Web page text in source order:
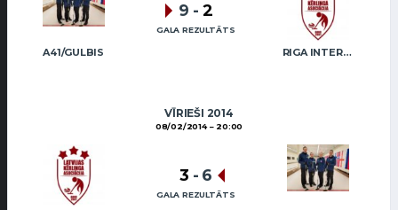
A41/GULBIS RIGA INTERNATIONAL CURLING CLUB / GRAY
9 - 2
GALA REZULTĀTS
VĪRIEŠI 2014
08/02/2014 20:00
3 - 6
GALA REZULTĀTS